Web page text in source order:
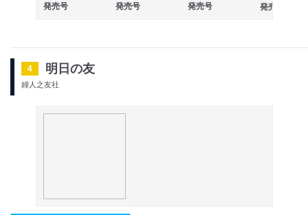
発売号
発売号
発売号
発売号
4 明日の友
婦人之友社